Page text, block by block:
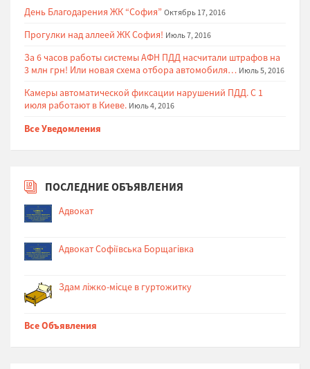
День Благодарения ЖК “София” Октябрь 17, 2016
Прогулки над аллеей ЖК София! Июль 7, 2016
За 6 часов работы системы АФН ПДД насчитали штрафов на
3 млн грн! Или новая схема отбора автомобиля… Июль 5, 2016
Камеры автоматической фиксации нарушений ПДД. С 1
июля работают в Киеве. Июль 4, 2016
Все Уведомления
ПОСЛЕДНИЕ ОБЪЯВЛЕНИЯ
Адвокат
Адвокат Софіївська Борщагівка
Здам ліжко-місце в гуртожитку
Все Объявления